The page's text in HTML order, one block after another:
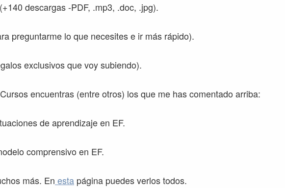
descargas -PDF, .mp3, .doc, .jpg).
preguntarme lo que necesites e ir más rápido).
exclusivos que voy subiendo).
encuentras (entre otros) los que me has comentado arriba:
de aprendizaje en EF.
comprensivo en EF.
más. En esta página puedes verlos todos.